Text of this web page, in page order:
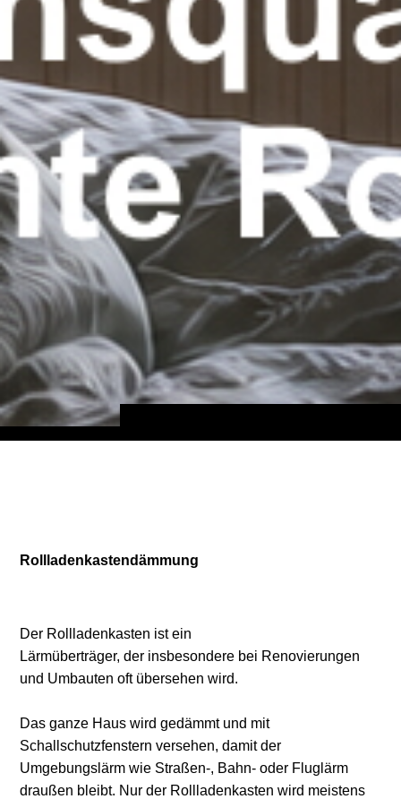
Rollladenkastendämmung
Der Rollladenkasten ist ein
Lärmüberträger, der insbesondere bei Renovierungen
und Umbauten oft übersehen wird.
Das ganze Haus wird gedämmt und mit
Schallschutzfenstern versehen, damit der
Umgebungslärm wie Straßen-, Bahn- oder Fluglärm
draußen bleibt. Nur der Rollladenkasten wird meistens